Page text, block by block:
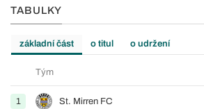
TABULKY
základní část o titul o udržení
Tým
1 St. Mirren FC